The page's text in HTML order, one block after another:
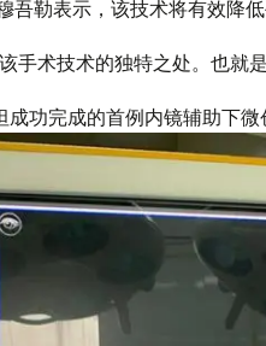
吾勒表示，该技术将有效降
手术技术的独特之处。也就
功完成的首例内镜辅助下微